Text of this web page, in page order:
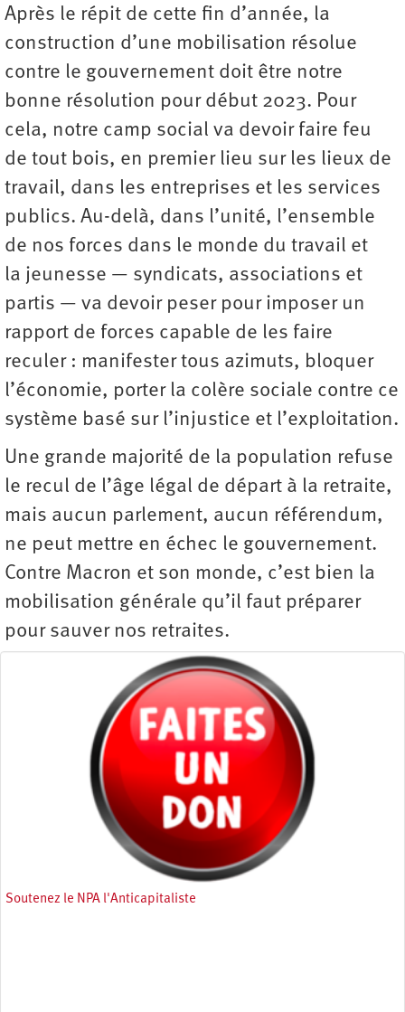
Après le répit de cette fin d’année, la
construction d’une mobilisation résolue
contre le gouvernement doit être notre
bonne résolution pour début 2023. Pour
cela, notre camp social va devoir faire feu
de tout bois, en premier lieu sur les lieux de
travail, dans les entreprises et les services
publics. Au-delà, dans l’unité, l’ensemble
de nos forces dans le monde du travail et
la jeunesse — syndicats, associations et
partis — va devoir peser pour imposer un
rapport de forces capable de les faire
reculer : manifester tous azimuts, bloquer
l’économie, porter la colère sociale contre ce
système basé sur l’injustice et l’exploitation.
Une grande majorité de la population refuse
le recul de l’âge légal de départ à la retraite,
mais aucun parlement, aucun référendum,
ne peut mettre en échec le gouvernement.
Contre Macron et son monde, c’est bien la
mobilisation générale qu’il faut préparer
pour sauver nos retraites.
Soutenez le NPA l'Anticapitaliste